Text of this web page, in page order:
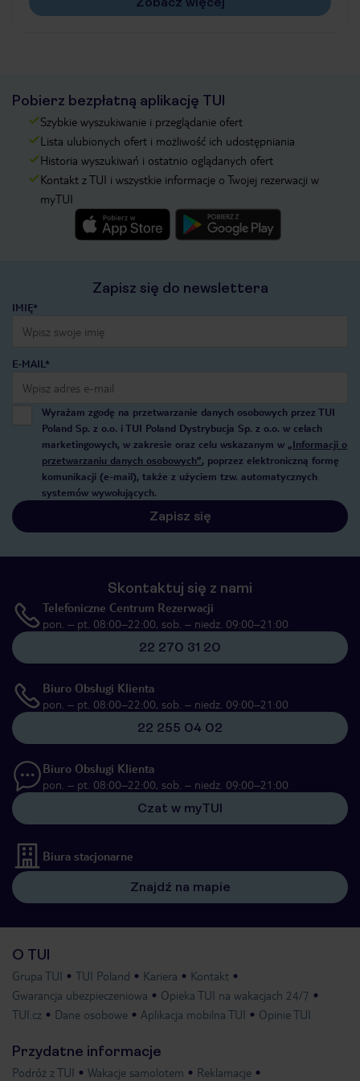
Pobierz bezpłatną aplikację TUI
Szybkie wyszukiwanie i przeglądanie ofert
Lista ulubionych ofert i możliwość ich udostępniania
Historia wyszukiwań i ostatnio oglądanych ofert
Kontakt z TUI i wszystkie informacje o Twojej rezerwacji w
myTUI
Zapisz się do newslettera
IMIĘ*
E-MAIL*
Wyrażam zgodę na przetwarzanie danych osobowych przez TUI
Poland Sp. z o.o. i TUI Poland Dystrybucja Sp. z o.o. w celach
marketingowych, w zakresie oraz celu wskazanym w „Informacji o
przetwarzaniu danych osobowych”, poprzez elektroniczną formę
komunikacji (e-mail), także z użyciem tzw. automatycznych
systemów wywołujących.
Zapisz się
Skontaktuj się z nami
Telefoniczne Centrum Rezerwacji
pon. – pt. 08:00–22:00, sob. – niedz. 09:00–21:00
22 270 31 20
Biuro Obsługi Klienta
pon. – pt. 08:00–22:00, sob. – niedz. 09:00–21:00
22 255 04 02
Biuro Obsługi Klienta
pon. – pt. 08:00–22:00, sob. – niedz. 09:00–21:00
Czat w myTUI
Biura stacjonarne
Znajdź na mapie
O TUI
Grupa TUI TUI Poland Kariera
Kontakt
Gwarancja ubezpieczeniowa
Opieka TUI na wakacjach 24/7
TUI.cz
Dane osobowe Aplikacja mobilna TUI Opinie TUI
Przydatne informacje
Podróż z TUI Wakacje samolotem Reklamacje